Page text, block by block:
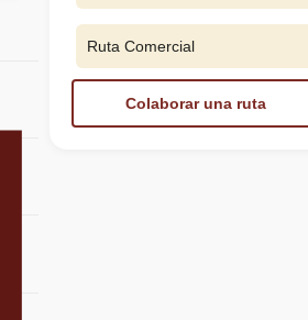
Ruta Comercial
Colaborar una ruta